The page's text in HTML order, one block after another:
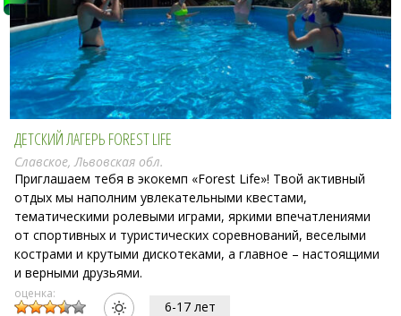
ДЕТСКИЙ ЛАГЕРЬ FOREST LIFE
Славское, Львовская обл.
Приглашаем тебя в экокемп «Forest Life»! Твой активный
отдых мы наполним увлекательными квестами,
тематическими ролевыми играми, яркими впечатлениями
от спортивных и туристических соревнований, веселыми
кострами и крутыми дискотеками, а главное – настоящими
и верными друзьями.
оценка:
6-17 лет